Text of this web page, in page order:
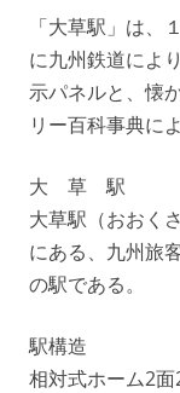
「大草駅」は、
に九州鉄道によ
示パネルと、懐
リー百科事典に
大 草 駅
大草駅（おおく
にある、九州旅
の駅である。
駅構造
相対式ホーム2